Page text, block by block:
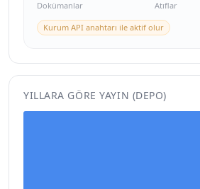
Dokümanlar Atıflar
Kurum API anahtarı ile aktif olur
YILLARA GÖRE YAYIN (DEPO)